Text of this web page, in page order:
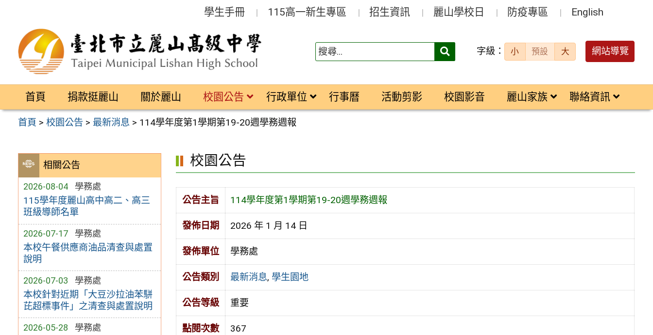
區
學生手冊 115高一新生專區 招生資訊 麗山學校日 防疫專區 English
搜
字級： 小 預設 大 網站導覽
首頁 捐款挺麗山 關於麗山 校園公告 行政單位 行事曆 活動剪影 校園影音 麗山家族 聯絡資訊
首頁 >校園公告 > 最新消息 > 114學年度第1學期第19-20週學務週報
相關公告
2026-08-04 學務處
115學年度麗山高中高二、高三
班級導師名單
2026-07-17 學務處
本校午餐供應商油品清查與處置
說明
2026-07-03 學務處
本校針對近期「大豆沙拉油苯駢
芘超標事件」之清查與處置說明
2026-05-28 學務處
校園公告
公告主旨 114學年度第1學期第19-20週學務週報
發佈日期 2026 年 1 月 14 日
發佈單位 學務處
公告類別 最新消息, 學生園地
公告等級 重要
點閱次數 367